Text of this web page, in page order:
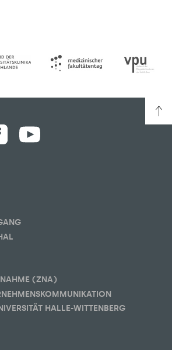
(ZNA)
HALLE-WITTENBERG